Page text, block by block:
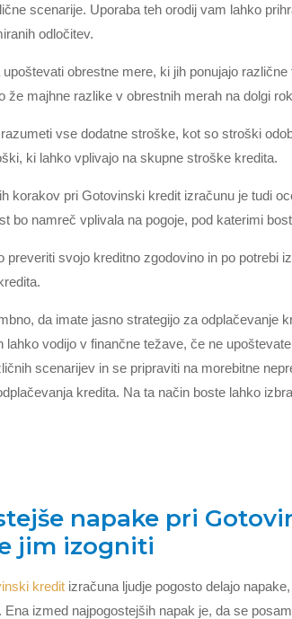
scenarije. Uporaba teh orodij vam lahko
odločitev.
upoštevati obrestne mere, ki jih ponujajo
že majhne razlike v obrestnih merah na dolgi
vse dodatne stroške, kot so stroški
ki lahko vplivajo na skupne stroške kredita.
korakov pri Gotovinski kredit izračunu je tudi
bo namreč vplivala na pogoje, pod katerimi
preveriti svojo kreditno zgodovino in po potrebi
da imate jasno strategijo za odplačevanje
lahko vodijo v finančne težave, če ne
scenarijev in se pripraviti na morebitne
kredita. Na ta način boste lahko
napake pri
jim izogniti
kredit izračuna ljudje pogosto delajo
Ena izmed najpogostejših napak je, da se